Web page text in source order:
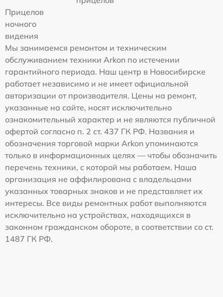
Прицелов
ночного
видения
Мы занимаемся ремонтом и техническим
обслуживанием техники Arkon по истечении
гарантийного периода. Наш центр в Новосибирске
работает независимо и не имеет официальной
авторизации от производителя. Цены на ремонт,
указанные на сайте, носят исключительно
ознакомительный характер и не являются публичной
офертой согласно п. 2 ст. 437 ГК РФ. Названия и
обозначения торговой марки Arkon упоминаются
только в информационных целях — чтобы обозначить
перечень техники, с которой мы работаем. Наша
организация не аффилирована с владельцами
указанных товарных знаков и не представляет их
интересы. Все виды ремонтных работ выполняются
исключительно на устройствах, находящихся в
законном гражданском обороте, в соответствии со ст.
1487 ГК РФ.